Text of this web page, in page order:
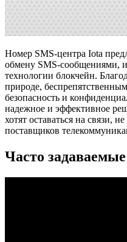
Номер SMS-центра Iota
обмену SMS-сообщениями,
технологии блокчейн.
природе,
безопасность и
надежное и эффективное
хотят оставаться на связи,
поставщиков
Часто